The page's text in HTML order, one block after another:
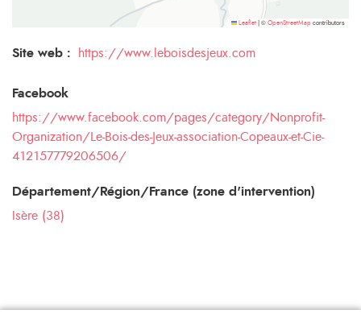
Leaflet © OpenStreetMap contributors
Site web : https://www.leboisdesjeux.com
Facebook
https://www.facebook.com/pages/category/Nonprofit-
Organization/Le-Bois-des-Jeux-association-Copeaux-et-Cie-
412157779206506/
Département/Région/France (zone d'intervention)
Isère (38)